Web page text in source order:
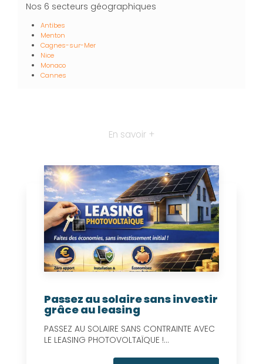
Nos 6 secteurs géographiques
Antibes
Menton
Cagnes-sur-Mer
Nice
Monaco
Cannes
En savoir +
Passez au solaire sans investir
grâce au leasing
PASSEZ AU SOLAIRE SANS CONTRAINTE AVEC
LE LEASING PHOTOVOLTAÏQUE !...